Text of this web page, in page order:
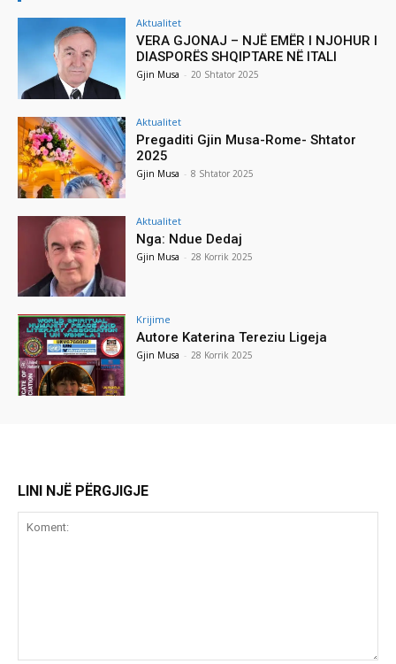
Aktualitet
VERA GJONAJ – NJË EMËR I NJOHUR I
DIASPORËS SHQIPTARE NË ITALI
Gjin Musa - 20 Shtator 2025
Aktualitet
Pregaditi Gjin Musa-Rome- Shtator
2025
Gjin Musa - 8 Shtator 2025
Aktualitet
Nga: Ndue Dedaj
Gjin Musa - 28 Korrik 2025
Krijime
Autore Katerina Tereziu Ligeja
Gjin Musa - 28 Korrik 2025
LINI NJË PËRGJIGJE